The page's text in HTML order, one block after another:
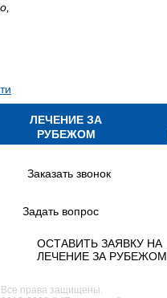
ЛЕЧЕНИЕ ЗА
РУБЕЖОМ
Заказать звонок
Задать вопрос
ОСТАВИТЬ ЗАЯВКУ НА
ЛЕЧЕНИЕ ЗА РУБЕЖОМ
Все права защищены.